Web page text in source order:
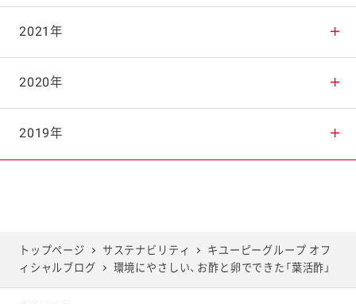
2025年9月
2025年8月
2025年7月
2025年4月
2024年10月
2024年9月
2024年8月
2024年5月
2023年11月
2023年10月
2023年9月
2023年6月
2022年12月
2022年11月
2022年10月
2022年7月
2021年
2021年12月
2021年11月
2021年8月
2020年
2020年12月
2020年9月
2019年
2019年10月
トップページ サステナビリティ
キユーピーグループ オフ
ィシャルブログ
環境にやさしい、お酢と卵でできた「葉活酢」